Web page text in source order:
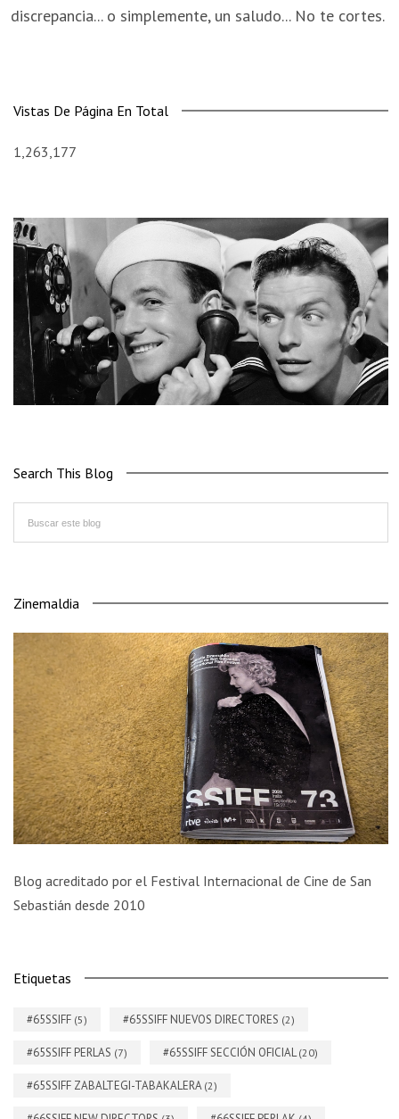
discrepancia... o simplemente, un saludo... No te cortes.
Vistas De Página En Total
1,263,177
Search This Blog
Zinemaldia
Blog acreditado por el Festival Internacional de Cine de San
Sebastián desde 2010
Etiquetas
#65SSIFF (5) #65SSIFF NUEVOS DIRECTORES (2)
#65SSIFF PERLAS (7) #65SSIFF SECCIÓN OFICIAL(20)
#65SSIFF ZABALTEGI-TABAKALERA (2)